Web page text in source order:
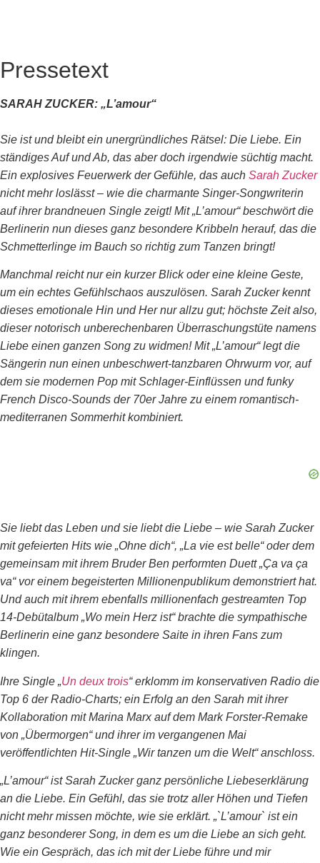
Pressetext
SARAH ZUCKER: „L’amour“
Sie ist und bleibt ein unergründliches Rätsel: Die Liebe. Ein
ständiges Auf und Ab, das aber doch irgendwie süchtig macht.
Ein explosives Feuerwerk der Gefühle, das auch Sarah Zucker
nicht mehr loslässt – wie die charmante Singer-Songwriterin
auf ihrer brandneuen Single zeigt! Mit „L’amour“ beschwört die
Berlinerin nun dieses ganz besondere Kribbeln herauf, das die
Schmetterlinge im Bauch so richtig zum Tanzen bringt!
Manchmal reicht nur ein kurzer Blick oder eine kleine Geste,
um ein echtes Gefühlschaos auszulösen. Sarah Zucker kennt
dieses emotionale Hin und Her nur allzu gut; höchste Zeit also,
dieser notorisch unberechenbaren Überraschungstüte namens
Liebe einen ganzen Song zu widmen! Mit „L’amour“ legt die
Sängerin nun einen unbeschwert-tanzbaren Ohrwurm vor, auf
dem sie modernen Pop mit Schlager-Einflüssen und funky
French Disco-Sounds der 70er Jahre zu einem romantisch-
mediterranen Sommerhit kombiniert.
Sie liebt das Leben und sie liebt die Liebe – wie Sarah Zucker
mit gefeierten Hits wie „Ohne dich“, „La vie est belle“ oder dem
gemeinsam mit ihrem Bruder Ben performten Duett „Ça va ça
va“ vor einem begeisterten Millionenpublikum demonstriert hat.
Und auch mit ihrem ebenfalls millionenfach gestreamten Top
14-Debütalbum „Wo mein Herz ist“ brachte die sympathische
Berlinerin eine ganz besondere Saite in ihren Fans zum
klingen.
Ihre Single „Un deux trois“ erklomm im konservativen Radio die
Top 6 der Radio-Charts; ein Erfolg an den Sarah mit ihrer
Kollaboration mit Marina Marx auf dem Mark Forster-Remake
von „Übermorgen“ und ihrer im vergangenen Mai
veröffentlichten Hit-Single „Wir tanzen um die Welt“ anschloss.
„L’amour“ ist Sarah Zucker ganz persönliche Liebeserklärung
an die Liebe. Ein Gefühl, das sie trotz aller Höhen und Tiefen
nicht mehr missen möchte, wie sie erklärt. „`L’amour` ist ein
ganz besonderer Song, in dem es um die Liebe an sich geht.
Wie ein Gespräch, das ich mit der Liebe führe und mir